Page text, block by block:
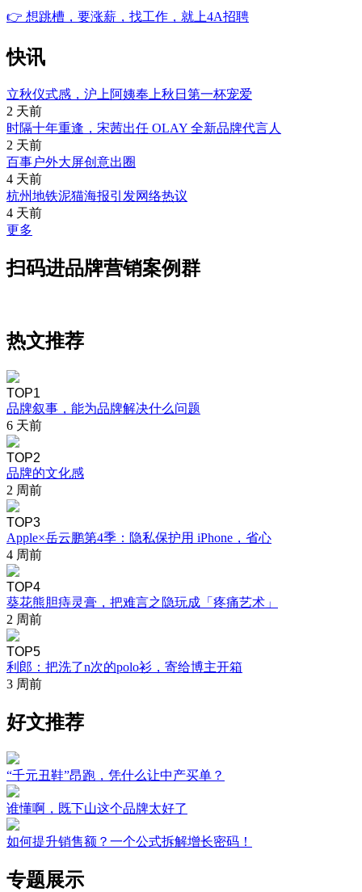
👉 想跳槽，要涨薪，找工作，就上4A招聘
快讯
立秋仪式感，沪上阿姨奉上秋日第一杯宠爱
2 天前
时隔十年重逢，宋茜出任 OLAY 全新品牌代言人
2 天前
百事户外大屏创意出圈
4 天前
杭州地铁泥猫海报引发网络热议
4 天前
更多
扫码进品牌营销案例群
热文推荐
TOP1
品牌叙事，能为品牌解决什么问题
6 天前
TOP2
品牌的文化感
2 周前
TOP3
Apple×岳云鹏第4季：隐私保护用 iPhone，省心
4 周前
TOP4
葵花熊胆痔灵膏，把难言之隐玩成「疼痛艺术」
2 周前
TOP5
利郎：把洗了n次的polo衫，寄给博主开箱
3 周前
好文推荐
“千元丑鞋”昂跑，凭什么让中产买单？
谁懂啊，既下山这个品牌太好了
如何提升销售额？一个公式拆解增长密码！
专题展示